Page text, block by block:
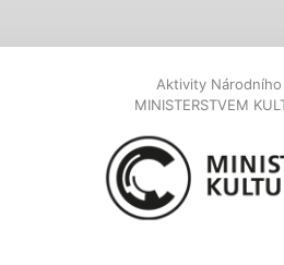
Aktivity
MINISTERSTVEM